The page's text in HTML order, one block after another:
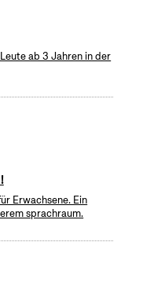
ab 3 Jahren in der
Erwachsene. Ein
sprachraum.